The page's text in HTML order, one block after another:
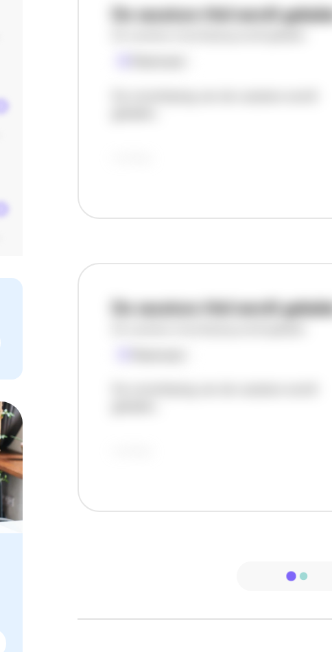
De vacature titel wordt
De vacature titel wordt